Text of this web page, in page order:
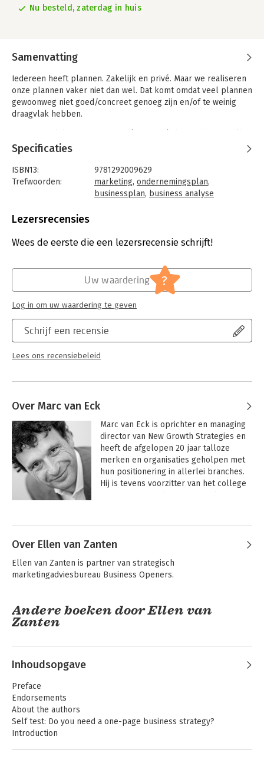
Nu besteld, zaterdag in huis
Samenvatting
Iedereen heeft plannen. Zakelijk en privé. Maar we realiseren
onze plannen vaker niet dan wel. Dat komt omdat veel plannen
gewoonweg niet goed/concreet genoeg zijn en/of te weinig
draagvlak hebben.
werkt. De methodiek heet OGSM: Objective, Goals, Strategies,
Measures. Het is een plan op 1 A4 (ja, u leest het goed: 1 A4)
wat leidt van visie naar actie. Het verbindt ambitieuze
doelstellingen aan concrete activiteiten. De methodiek is
wereldwijd bewezen effectief. Vele personen en organisaties
Coca-Cola en Business Openers. Aan de slag dus als u nog
Specificaties
ISBN13:
9781292009629
Trefwoorden:
marketing, ondernemingsplan,
businessplan, business analyse
Bindwijze:
Uitgever:
Prentice Hall
Hoofdrubriek: Algemeen management
Lezersrecensies
Wees de eerste die een lezersrecensie schrijft!
Schrijf een recensie
Lees ons recensiebeleid
Uw waardering ?
Log in om uw waardering te geven
Over Marc van Eck
Marc van Eck is oprichter en managing
director van New Growth Strategies en
heeft de afgelopen 20 jaar talloze
merken en organisaties geholpen met
hun positionering in allerlei branches.
Hij is tevens voorzitter van het college
bestsellers.
Businessplan op 1
Over Ellen van Zanten
Ellen van Zanten is partner van strategisch
marketingadviesbureau Business Openers.
Andere boeken door Ellen van
Zanten
Inhoudsopgave
Preface
Endorsements
About the authors
Self test: Do you need a one-page business strategy?
Introduction